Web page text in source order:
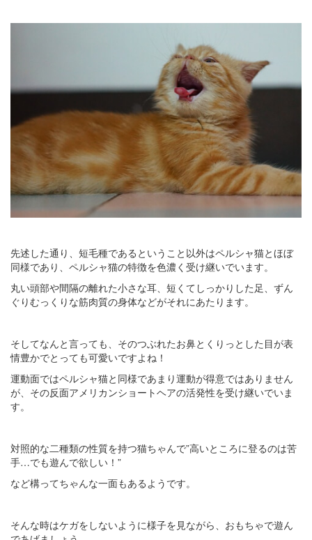
先述した通り、短毛種であるということ以外はペルシャ猫とほぼ
同様であり、ペルシャ猫の特徴を色濃く受け継いでいます。
丸い頭部や間隔の離れた小さな耳、短くてしっかりした足、ずん
ぐりむっくりな筋肉質の身体などがそれにあたります。
そしてなんと言っても、そのつぶれたお鼻とくりっとした目が表
情豊かでとっても可愛いですよね！
運動面ではペルシャ猫と同様であまり運動が得意ではありません
が、その反面アメリカンショートヘアの活発性を受け継いでいま
す。
対照的な二種類の性質を持つ猫ちゃんで”高いところに登るのは苦
手…でも遊んで欲しい！”
など構ってちゃんな一面もあるようです。
そんな時はケガをしないように様子を見ながら、おもちゃで遊ん